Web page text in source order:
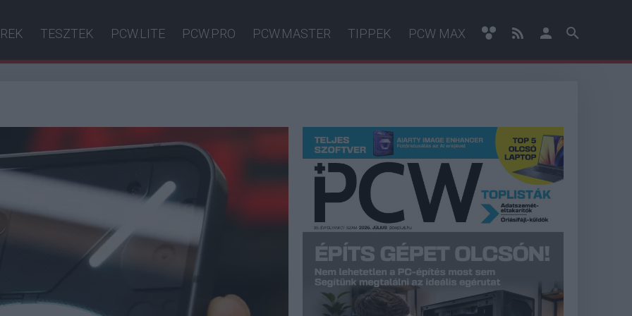
TESZTEK PCW.LITE PCW.PRO PCW.MASTER TIPPEK PCW MAX